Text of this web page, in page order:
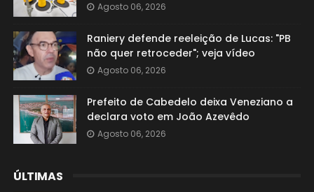
Agosto 06, 2026
Raniery defende reeleição de Lucas: "PB
não quer retroceder"; veja vídeo
Agosto 06, 2026
Prefeito de Cabedelo deixa Veneziano a
declara voto em João Azevêdo
Agosto 06, 2026
ÚLTIMAS